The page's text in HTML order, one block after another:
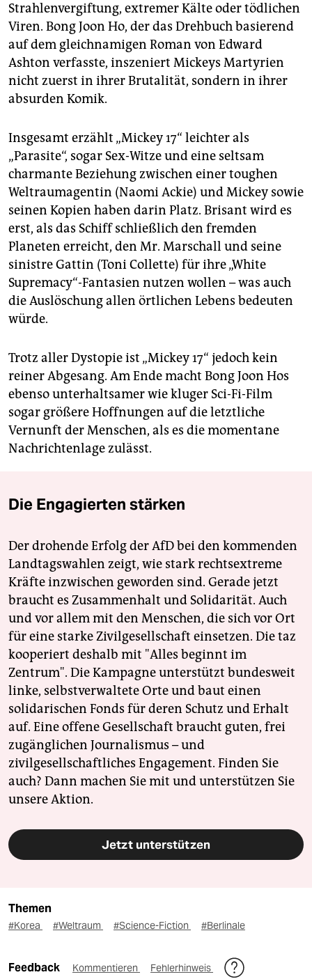
Strahlenvergiftung, extremer Kälte oder tödlichen
Viren. Bong Joon Ho, der das Drehbuch basierend
auf dem gleichnamigen Roman von Edward
Ashton verfasste, inszeniert Mickeys Martyrien
nicht zuerst in ihrer Brutalität, sondern in ihrer
absurden Komik.
Insgesamt erzählt „Mickey 17“ leichter als
„Parasite“, sogar Sex-Witze und eine seltsam
charmante Beziehung zwischen einer toughen
Weltraumagentin (Naomi Ackie) und Mickey sowie
seinen Kopien haben darin Platz. Brisant wird es
erst, als das Schiff schließlich den fremden
Planeten erreicht, den Mr. Marschall und seine
sinistre Gattin (Toni Collette) für ihre „White
Supremacy“-Fantasien nutzen wollen – was auch
die Auslöschung allen örtlichen Lebens bedeuten
würde.
Trotz aller Dystopie ist „Mickey 17“ jedoch kein
reiner Abgesang. Am Ende macht Bong Joon Hos
ebenso unterhaltsamer wie kluger Sci-Fi-Film
sogar größere Hoffnungen auf die letztliche
Vernunft der Menschen, als es die momentane
Nachrichtenlage zulässt.
Die Engagierten stärken
Der drohende Erfolg der AfD bei den kommenden
Landtagswahlen zeigt, wie stark rechtsextreme
Kräfte inzwischen geworden sind. Gerade jetzt
braucht es Zusammenhalt und Solidarität. Auch
und vor allem mit den Menschen, die sich vor Ort
für eine starke Zivilgesellschaft einsetzen. Die taz
kooperiert deshalb mit "Alles beginnt im
Zentrum". Die Kampagne unterstützt bundesweit
linke, selbstverwaltete Orte und baut einen
solidarischen Fonds für deren Schutz und Erhalt
auf. Eine offene Gesellschaft braucht guten, frei
zugänglichen Journalismus – und
zivilgesellschaftliches Engagement. Finden Sie
auch? Dann machen Sie mit und unterstützen Sie
unsere Aktion.
Jetzt unterstützen
Themen
#Korea #Weltraum #Science-Fiction #Berlinale
Feedback Kommentieren Fehlerhinweis